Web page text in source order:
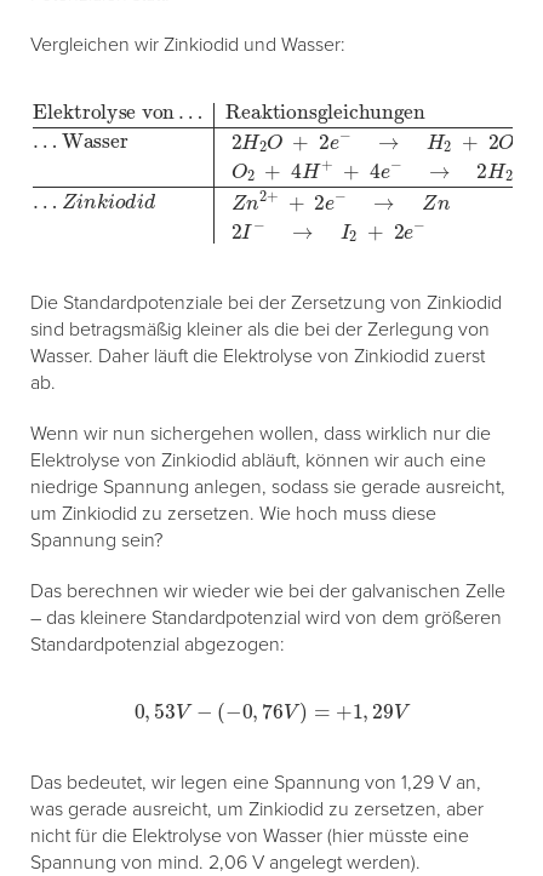
Vergleichen wir Zinkiodid und Wasser:
Elektrolyse von…
ReaktionsgleichungenStandardpotenzial
Wasser 2H2 O + − →H2 + 2OH− -0,83 V O
Zin d d Zn2+ + 2e−→Zn
-0,76 2 −→I2 + 2e− +0,53 V
Die Standardpotenziale bei der Zersetzung von Zinkiodid
sind betragsmäßig kleiner als die bei der Zerlegung von
Wasser. Daher läuft die Elektrolyse von Zinkiodid zuerst
ab.
Wenn wir nun sichergehen wollen, dass wirklich nur die
Elektrolyse von Zinkiodid abläuft, können wir auch eine
niedrige Spannung anlegen, sodass sie gerade ausreicht,
um Zinkiodid zu zersetzen. Wie hoch muss diese
Spannung sein?
Das berechnen wir wieder wie bei der galvanischen Zelle
– das kleinere Standardpotenzial wird von dem größeren
Standardpotenzial abgezogen:
0,53 V− −0 ,76V) 29 V
Das bedeutet, wir legen eine Spannung von 1,29 V an,
was gerade ausreicht, um Zinkiodid zu zersetzen, aber
nicht für die Elektrolyse von Wasser (hier müsste eine
Spannung von mind. 2,06 V angelegt werden).